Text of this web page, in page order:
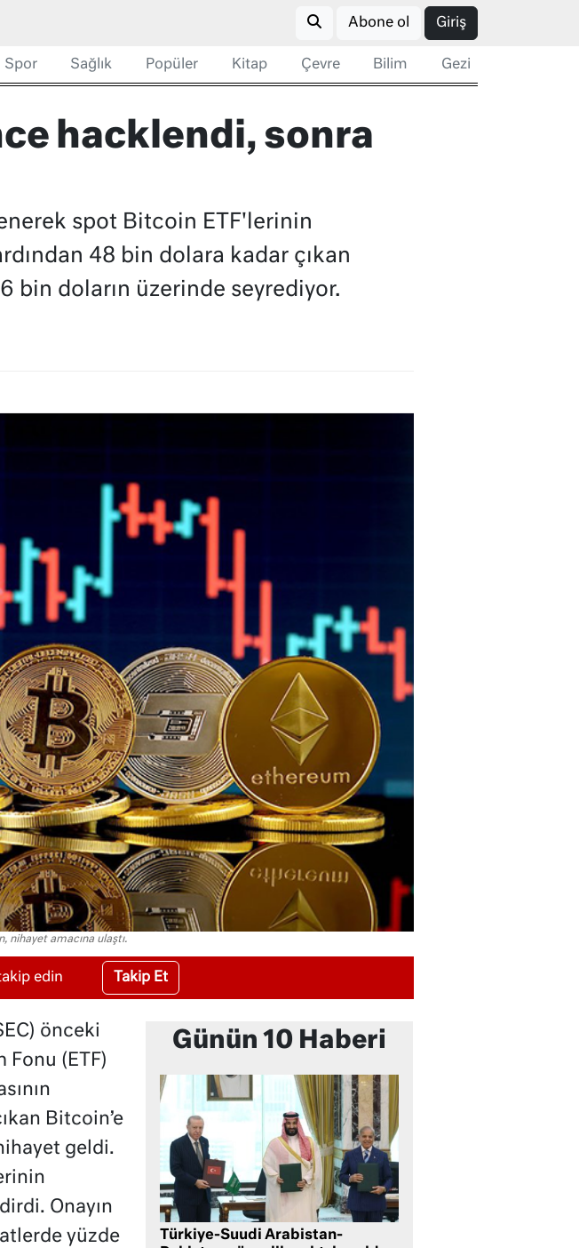
Abone ol Giriş
Spor Sağlık Popüler Kitap Çevre Bilim Gezi
hacklendi, sonra
spot Bitcoin ETF'lerinin
48 bin dolara kadar çıkan
bin doların üzerinde seyrediyor.
nihayet amacına ulaştı.
edin Takip Et
önceki
Fonu (ETF)
Bitcoin’e
geldi.
Onayın
yüzde
Günün 10 Haberi
Türkiye-Suudi Arabistan-